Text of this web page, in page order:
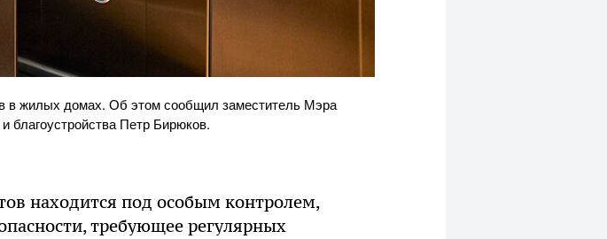
в жилых домах. Об этом сообщил заместитель Мэра
благоустройства Петр Бирюков.
находится под особым контролем,
требующее регулярных